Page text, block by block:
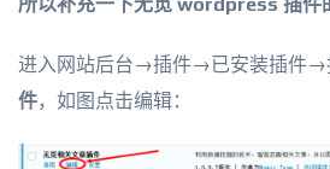
进入网站后台→插件→已安装插件→
件，如图点击编辑：